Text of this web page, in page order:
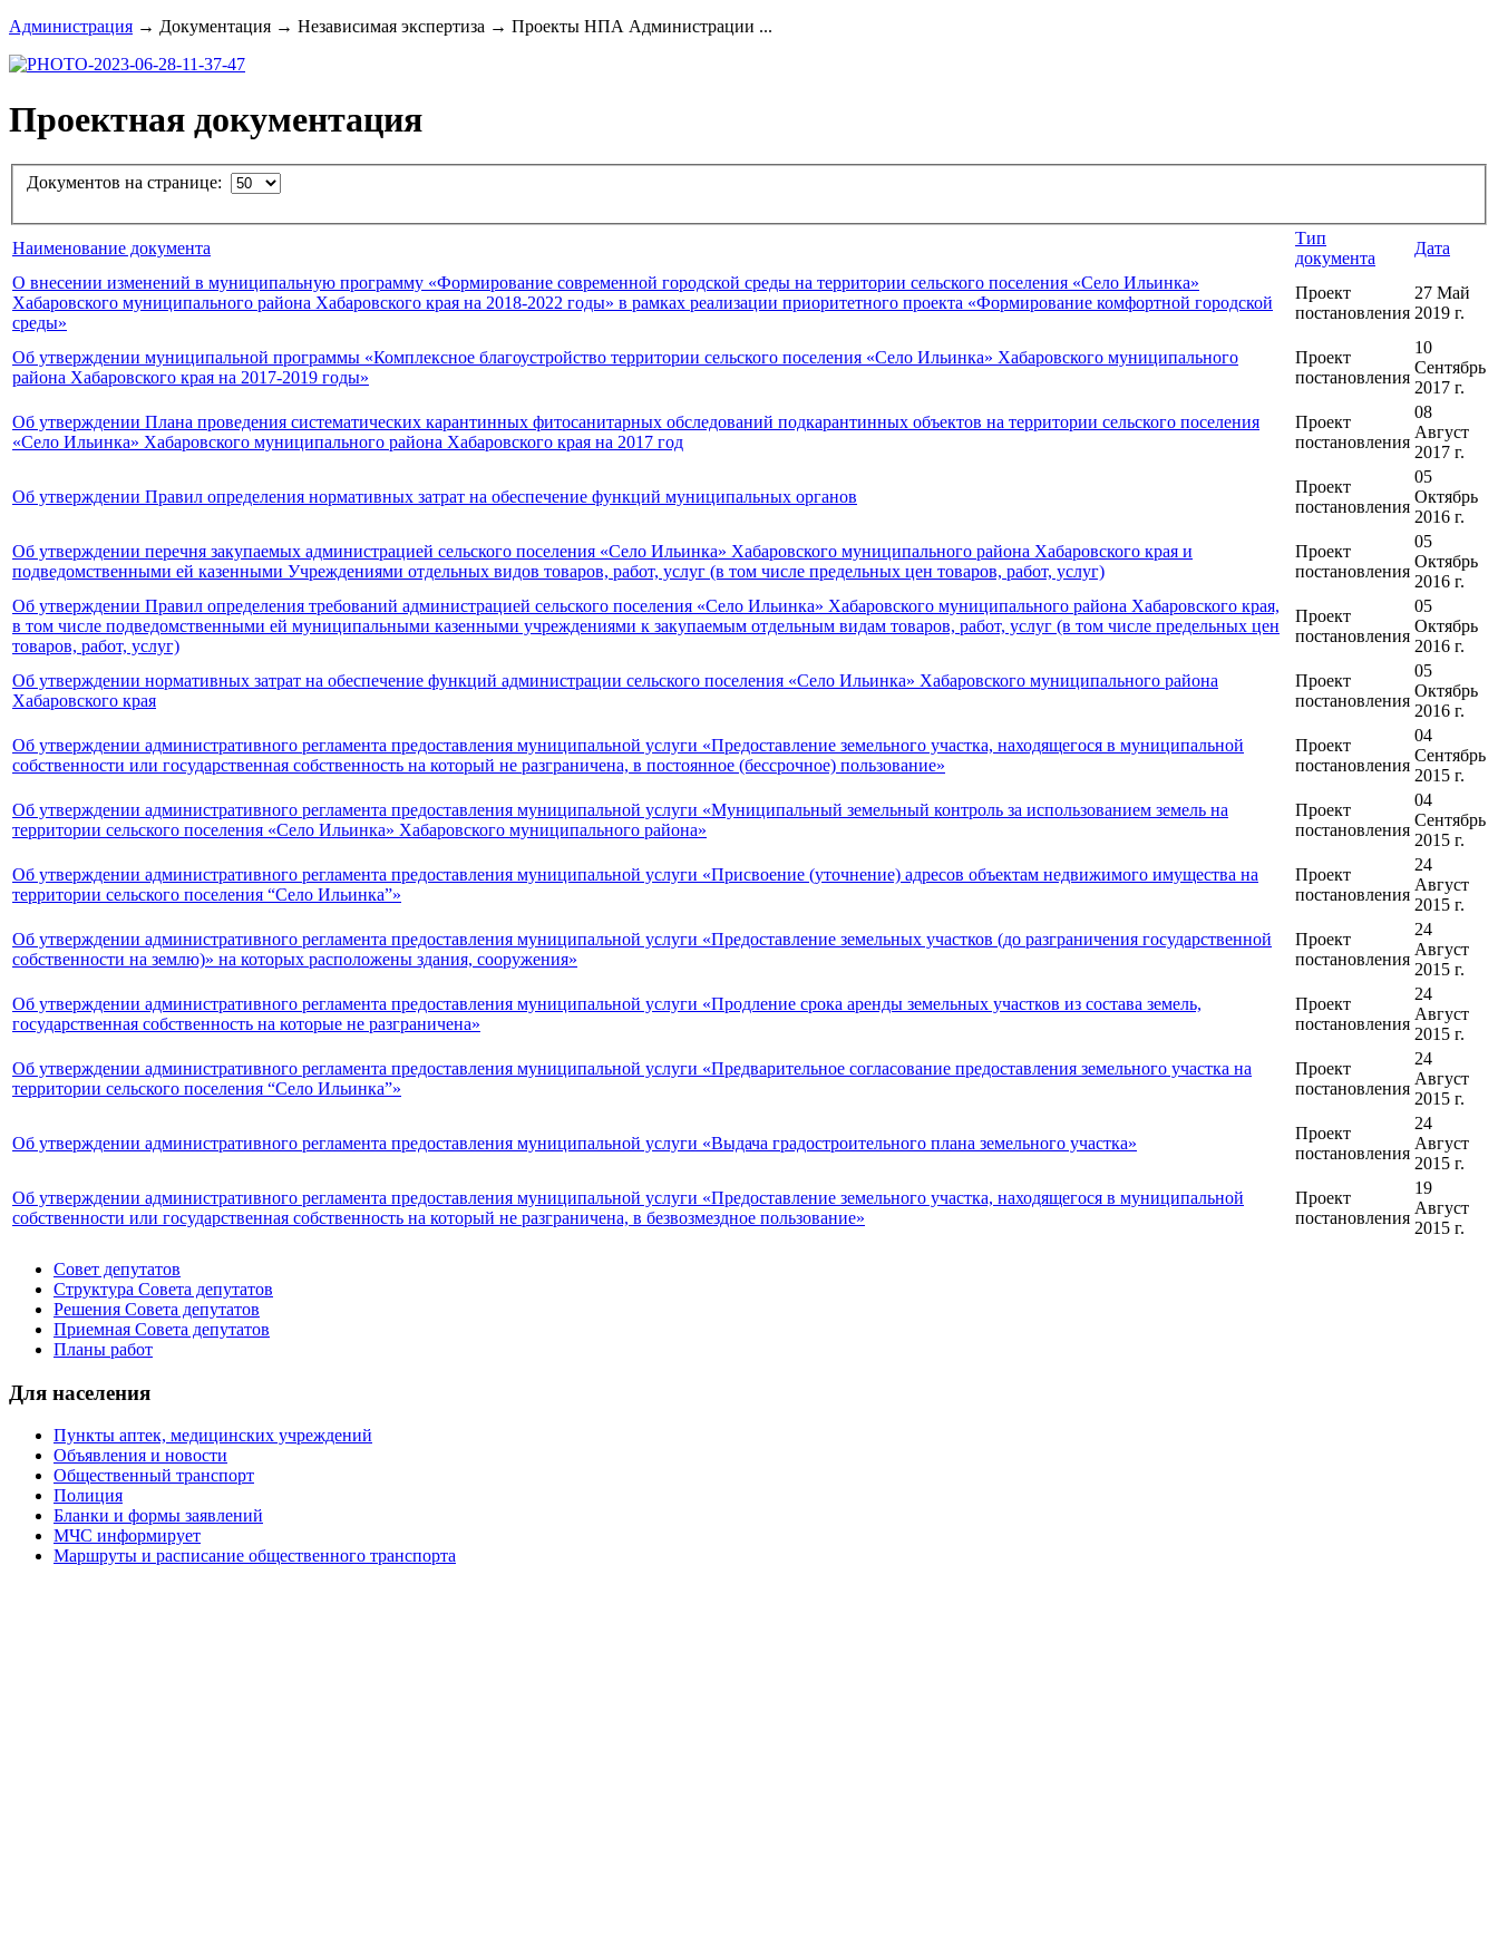
Администрация → Документация → Независимая экспертиза → Проекты НПА Администрации ...
Проектная документация
Документов на странице:
Наименование документа
Тип
документа
Дата
О внесении изменений в муниципальную программу «Формирование современной городской среды на территории сельского поселения «Село Ильинка»
Хабаровского муниципального района Хабаровского края на 2018-2022 годы» в рамках реализации приоритетного проекта «Формирование комфортной городской
среды»
Проект
постановления
27 Май
2019 г.
Об утверждении муниципальной программы «Комплексное благоустройство территории сельского поселения «Село Ильинка» Хабаровского муниципального
района Хабаровского края на 2017-2019 годы»
Проект
постановления
10
Сентябрь
2017 г.
Об утверждении Плана проведения систематических карантинных фитосанитарных обследований подкарантинных объектов на территории сельского поселения
«Село Ильинка» Хабаровского муниципального района Хабаровского края на 2017 год
Проект
постановления
08
Август
2017 г.
Об утверждении Правил определения нормативных затрат на обеспечение функций муниципальных органов
Проект
постановления
05
Октябрь
2016 г.
Об утверждении перечня закупаемых администрацией сельского поселения «Село Ильинка» Хабаровского муниципального района Хабаровского края и
подведомственными ей казенными Учреждениями отдельных видов товаров, работ, услуг (в том числе предельных цен товаров, работ, услуг)
Проект
постановления
05
Октябрь
2016 г.
Об утверждении Правил определения требований администрацией сельского поселения «Село Ильинка» Хабаровского муниципального района Хабаровского края,
в том числе подведомственными ей муниципальными казенными учреждениями к закупаемым отдельным видам товаров, работ, услуг (в том числе предельных цен
товаров, работ, услуг)
Проект
постановления
05
Октябрь
2016 г.
Об утверждении нормативных затрат на обеспечение функций администрации сельского поселения «Село Ильинка» Хабаровского муниципального района
Хабаровского края
Проект
постановления
05
Октябрь
2016 г.
Об утверждении административного регламента предоставления муниципальной услуги «Предоставление земельного участка, находящегося в муниципальной
собственности или государственная собственность на который не разграничена, в постоянное (бессрочное) пользование»
Проект
постановления
04
Сентябрь
2015 г.
Об утверждении административного регламента предоставления муниципальной услуги «Муниципальный земельный контроль за использованием земель на
территории сельского поселения «Село Ильинка» Хабаровского муниципального района»
Проект
постановления
04
Сентябрь
2015 г.
Об утверждении административного регламента предоставления муниципальной услуги «Присвоение (уточнение) адресов объектам недвижимого имущества на
территории сельского поселения “Село Ильинка”»
Проект
постановления
24
Август
2015 г.
Об утверждении административного регламента предоставления муниципальной услуги «Предоставление земельных участков (до разграничения государственной
собственности на землю)» на которых расположены здания, сооружения»
Проект
постановления
24
Август
2015 г.
Об утверждении административного регламента предоставления муниципальной услуги «Продление срока аренды земельных участков из состава земель,
государственная собственность на которые не разграничена»
Проект
постановления
24
Август
2015 г.
Об утверждении административного регламента предоставления муниципальной услуги «Предварительное согласование предоставления земельного участка на
территории сельского поселения “Село Ильинка”»
Проект
постановления
24
Август
2015 г.
Об утверждении административного регламента предоставления муниципальной услуги «Выдача градостроительного плана земельного участка»
Проект
постановления
24
Август
2015 г.
Об утверждении административного регламента предоставления муниципальной услуги «Предоставление земельного участка, находящегося в муниципальной
собственности или государственная собственность на который не разграничена, в безвозмездное пользование»
Проект
постановления
19
Август
2015 г.
Совет депутатов
Структура Совета депутатов
Решения Совета депутатов
Приемная Совета депутатов
Планы работ
Для населения
Пункты аптек, медицинских учреждений
Объявления и новости
Общественный транспорт
Полиция
Бланки и формы заявлений
МЧС информирует
Маршруты и расписание общественного транспорта